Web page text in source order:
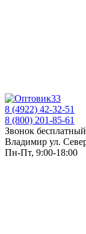
8 (4922) 42-32-51
8 (800) 201-85-61
Звонок
Владимир ул.
Пн-Пт, 9:00-18:00